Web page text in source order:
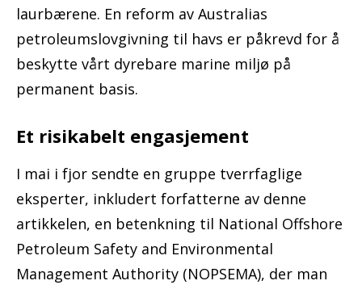
laurbærene. En reform av Australias
petroleumslovgivning til havs er påkrevd for å
beskytte vårt dyrebare marine miljø på
permanent basis.
Et risikabelt engasjement
I mai i fjor sendte en gruppe tverrfaglige
eksperter, inkludert forfatterne av denne
artikkelen, en betenkning til National Offshore
Petroleum Safety and Environmental
Management Authority (NOPSEMA), der man